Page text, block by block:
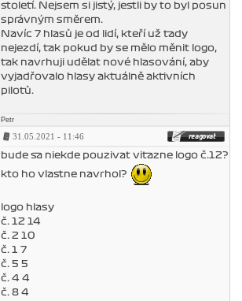
století. Nejsem si jistý, jestli by to byl posun
správným směrem.
Navíc 7 hlasů je od lidí, kteří už tady
nejezdí, tak pokud by se mělo měnit logo,
tak navrhuji udělat nové hlasování, aby
vyjadřovalo hlasy aktuálně aktivních
pilotů.
Petr
31.05.2021 - 11:46
bude sa niekde pouzivat vitazne logo č.12?
kto ho vlastne navrhol?
logo hlasy
č. 12 14
č. 2 10
č. 1 7
č. 5 5
č. 4 4
č. 8 4